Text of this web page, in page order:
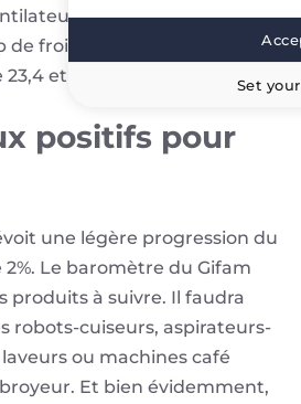
prennent
froid, avec un recul du
et 12,3% respectivement.
positifs pour
une légère progression du
Le baromètre du Gifam
produits à suivre. Il faudra
robots-cuiseurs, aspirateurs-
ou machines café
Et bien évidemment,
Set